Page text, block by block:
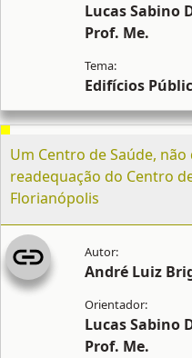
Lucas Sabino
Prof. Me.
Edifícios
Um Centro de Saúde,
readequação do Centro
Florianópolis
André Luiz
Lucas Sabino
Prof. Me.